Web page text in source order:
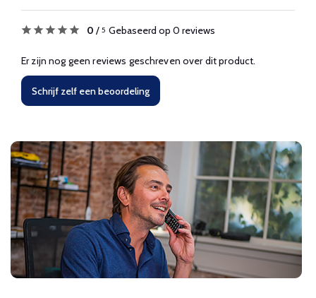
0 / 5 Gebaseerd op 0 reviews
Er zijn nog geen reviews geschreven over dit product.
Schrijf zelf een beoordeling